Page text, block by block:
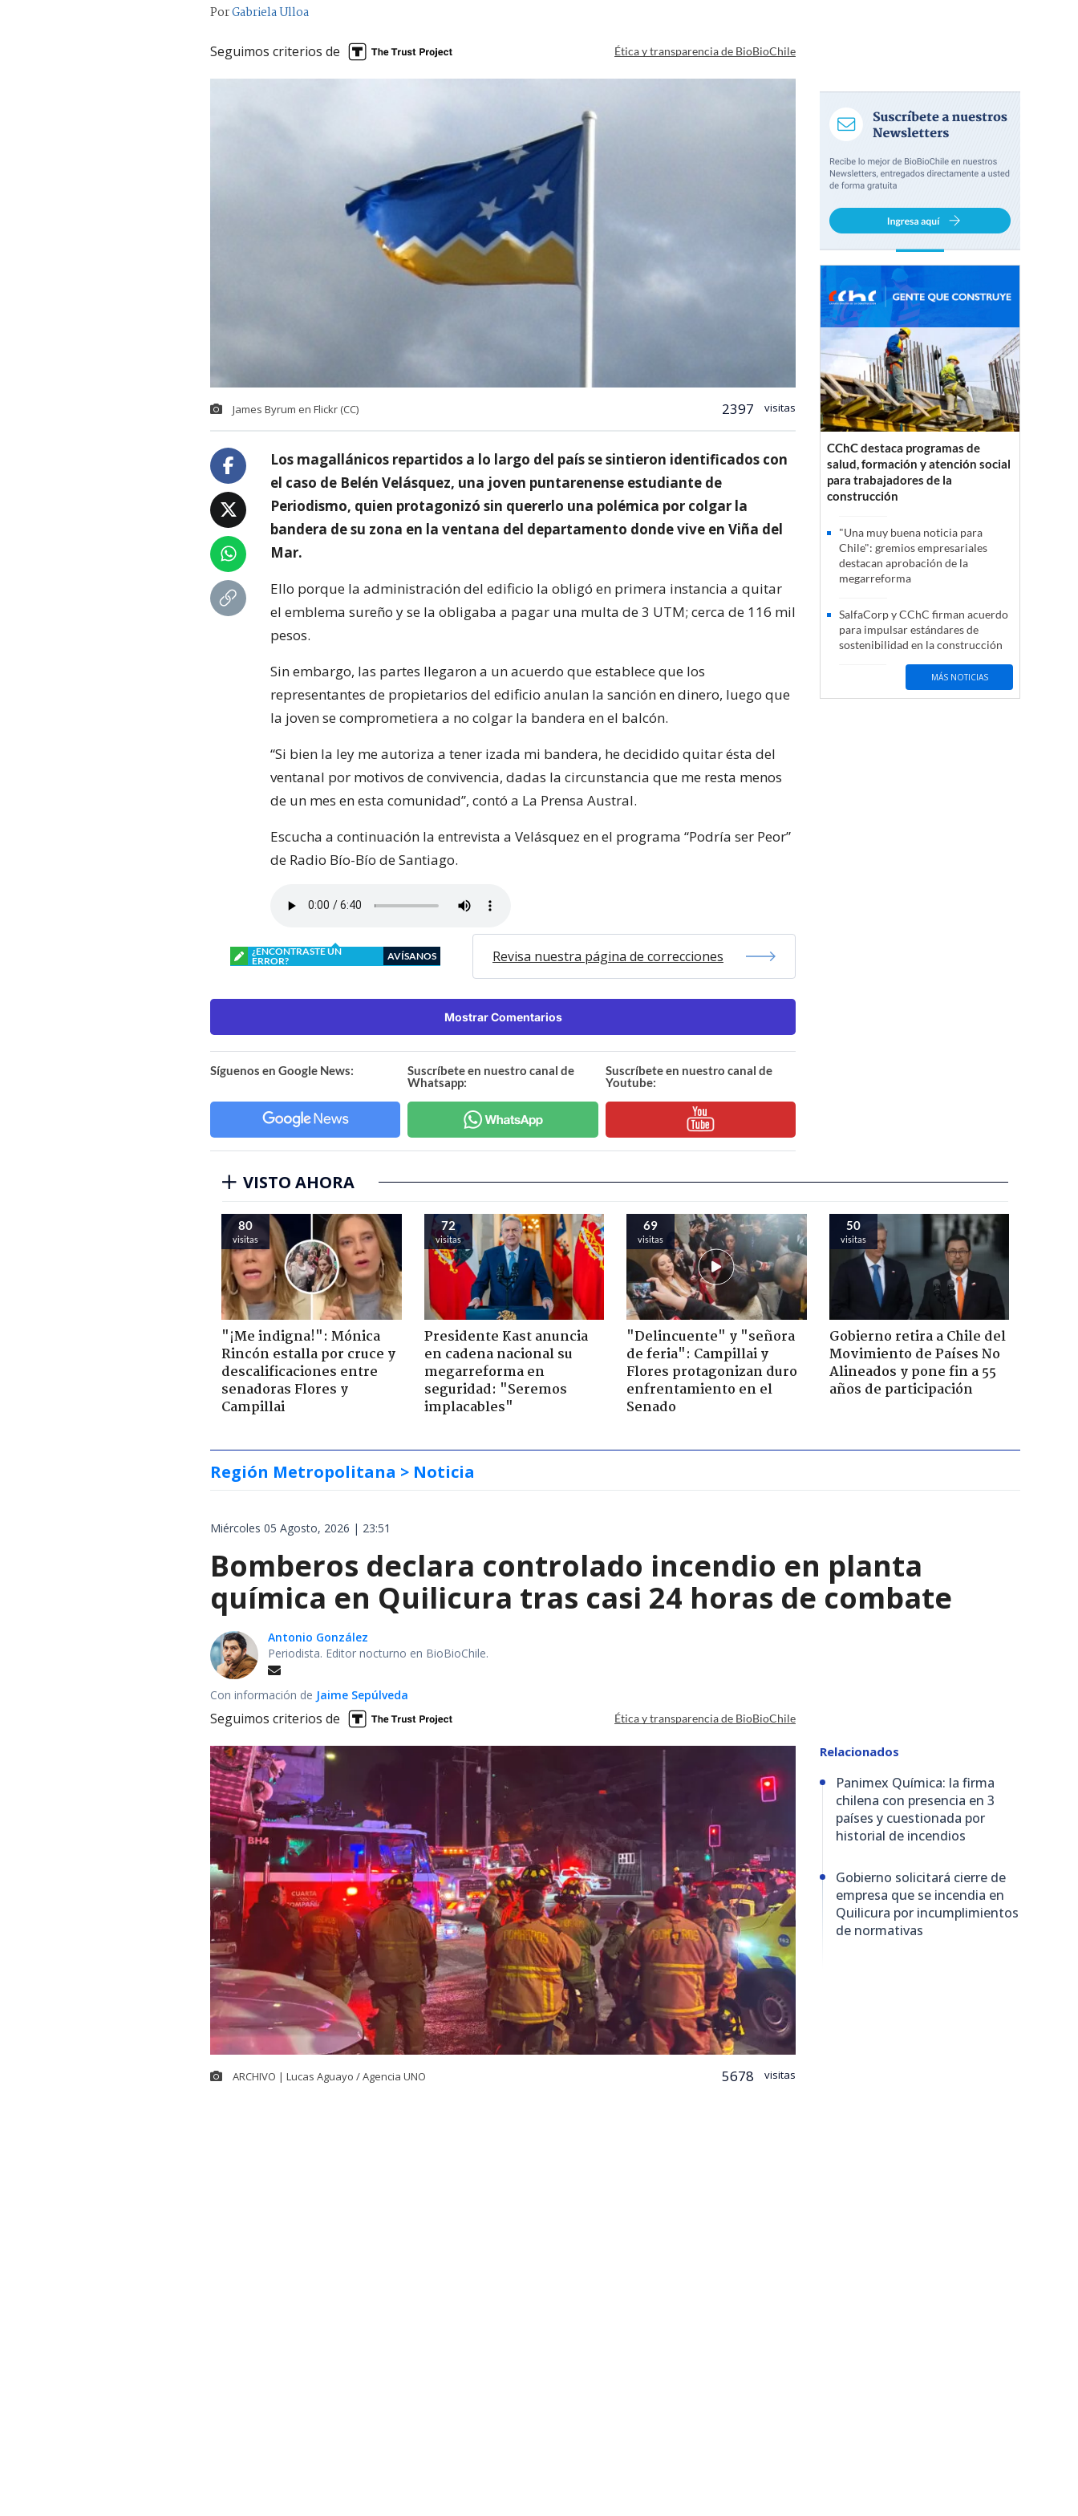
PorGabriela Ulloa
Seguimos criterios de Ética y transparencia de BioBioChile
James Byrum en Flickr (CC) 2397 visitas
Los magallánicos repartidos a lo largo del país se sintieron identificados con
el caso de Belén Velásquez, una joven puntarenense estudiante de
Periodismo, quien protagonizó sin quererlo una polémica por colgar la
bandera de su zona en la ventana del departamento donde vive en Viña del
Mar.
Ello porque la administración del edificio la obligó en primera instancia a quitar
el emblema sureño y se la obligaba a pagar una multa de 3 UTM; cerca de 116 mil
pesos.
Sin embargo, las partes llegaron a un acuerdo que establece que los
representantes de propietarios del edificio anulan la sanción en dinero, luego que
la joven se comprometiera a no colgar la bandera en el balcón.
“Si bien la ley me autoriza a tener izada mi bandera, he decidido quitar ésta del
ventanal por motivos de convivencia, dadas la circunstancia que me resta menos
de un mes en esta comunidad”, contó a La Prensa Austral.
Escucha a continuación la entrevista a Velásquez en el programa “Podría ser Peor”
de Radio Bío-Bío de Santiago.
¿ENCONTRASTE UN
ERROR?
AVÍSANOS Revisa nuestra página de correcciones
Mostrar Comentarios
Síguenos en Google News:
Suscríbete en nuestro canal de
Whatsapp:
Suscríbete en nuestro canal de
Youtube:
CChC destaca programas de
salud, formación y atención social
para trabajadores de la
construcción
"Una muy buena noticia para
Chile": gremios empresariales
destacan aprobación de la
megarreforma
SalfaCorp y CChC firman acuerdo
para impulsar estándares de
sostenibilidad en la construcción
MÁS NOTICIAS
VISTO AHORA
80
visitas
"¡Me indigna!": Mónica
Rincón estalla por cruce y
descalificaciones entre
senadoras Flores y
Campillai
72
visitas
Presidente Kast anuncia
en cadena nacional su
megarreforma en
seguridad: "Seremos
implacables"
69
visitas
"Delincuente" y "señora
de feria": Campillai y
Flores protagonizan duro
enfrentamiento en el
Senado
50
visitas
Gobierno retira a Chile del
Movimiento de Países No
Alineados y pone fin a 55
años de participación
Región Metropolitana > Noticia
Miércoles 05 Agosto, 2026 | 23:51
Bomberos declara controlado incendio en planta
química en Quilicura tras casi 24 horas de combate
Antonio González
Periodista. Editor nocturno en BioBioChile.
Con información de Jaime Sepúlveda
Seguimos criterios de Ética y transparencia de BioBioChile
ARCHIVO | Lucas Aguayo / Agencia UNO 5678 visitas
Relacionados
Panimex Química: la firma
chilena con presencia en 3
países y cuestionada por
historial de incendios
Gobierno solicitará cierre de
empresa que se incendia en
Quilicura por incumplimientos
de normativas